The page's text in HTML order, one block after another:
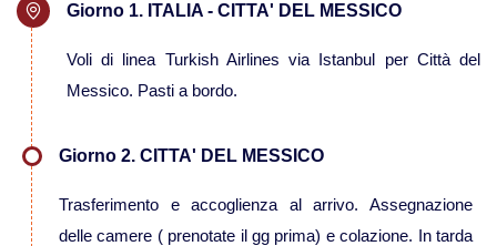
Viaggi in Mauritania
Viaggi in Mauritius
Viaggi in Mozambico e Kruger
Viaggi in Senegal
Giorno 1. ITALIA - CITTA' DEL MESSICO
Voli di linea Turkish Airlines via Istanbul per Città del
Messico. Pasti a bordo.
Giorno 2. CITTA' DEL MESSICO
Trasferimento e accoglienza al arrivo. Assegnazione
delle camere ( prenotate il gg prima) e colazione. In tarda